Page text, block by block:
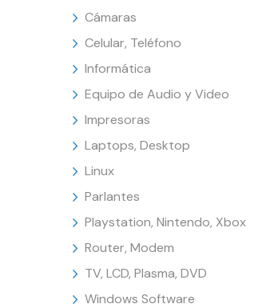
Cámaras
Celular, Teléfono
Informática
Equipo de Audio y Video
Impresoras
Laptops, Desktop
Linux
Parlantes
Playstation, Nintendo, Xbox
Router, Modem
TV, LCD, Plasma, DVD
Windows Software